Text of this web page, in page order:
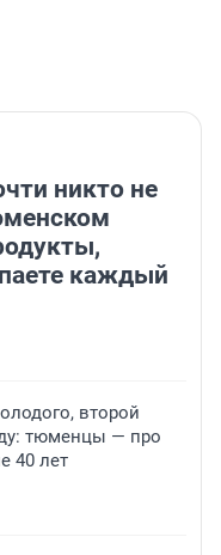
никто не
каждый
второй
тюменцы — про
40 лет